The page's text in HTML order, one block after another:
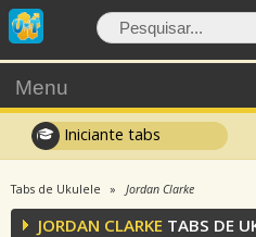
Menu
Iniciante tabs
Tabs de Ukulele Jordan Clarke
JORDAN CLARKE TABS DE